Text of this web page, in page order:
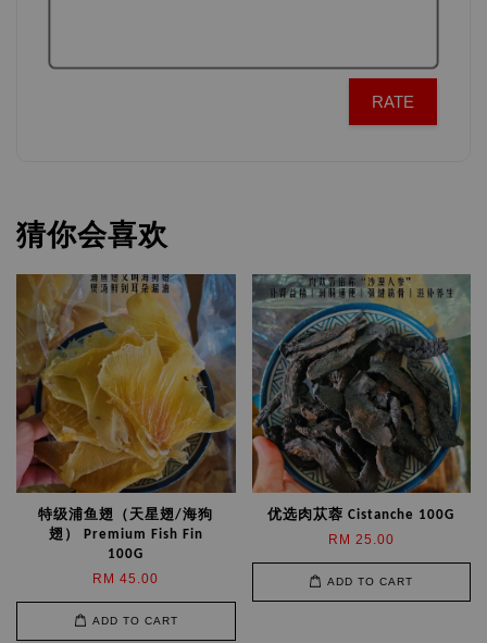
RATE
猜你会喜欢
特级浦鱼翅（天星翅/海狗
翅） Premium Fish Fin
100G
RM 45.00
ADD TO CART
优选肉苁蓉 Cistanche 100G
RM 25.00
ADD TO CART